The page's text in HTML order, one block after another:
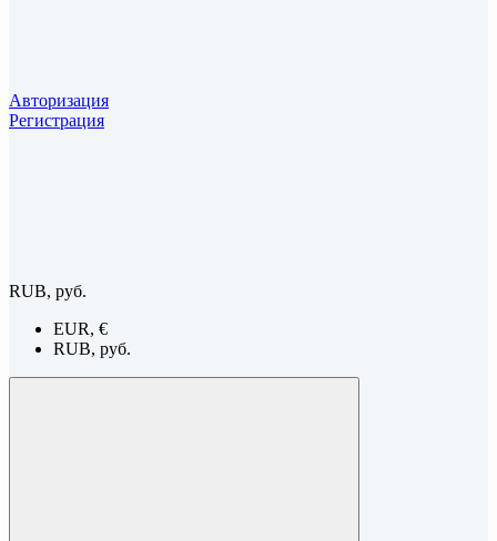
Авторизация
Регистрация
RUB, руб.
EUR, €
RUB, руб.